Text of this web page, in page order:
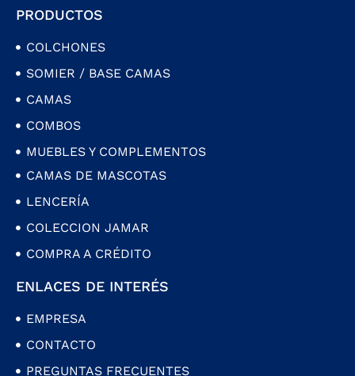
PRODUCTOS
COLCHONES
SOMIER / BASE CAMAS
CAMAS
COMBOS
MUEBLES Y COMPLEMENTOS
CAMAS DE MASCOTAS
LENCERÍA
COLECCION JAMAR
COMPRA A CRÉDITO
ENLACES DE INTERÉS
EMPRESA
CONTACTO
PREGUNTAS FRECUENTES